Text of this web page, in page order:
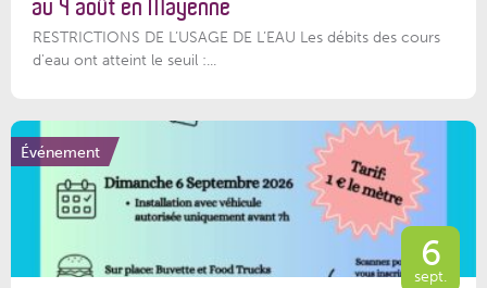
au 4 août en Mayenne
RESTRICTIONS DE L’USAGE DE L’EAU Les débits des cours
d'eau ont atteint le seuil :...
Événement
6
sept.